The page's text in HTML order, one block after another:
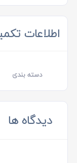
اطلاعات
دسته بندی
دیدگاه ها